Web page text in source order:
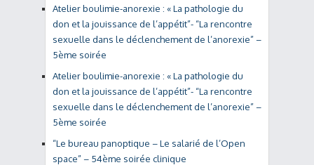
Atelier boulimie-anorexie : « La pathologie du
don et la jouissance de l’appétit”- “La rencontre
sexuelle dans le déclenchement de l’anorexie” –
5ème soirée
Atelier boulimie-anorexie : « La pathologie du
don et la jouissance de l’appétit”- “La rencontre
sexuelle dans le déclenchement de l’anorexie” –
5ème soirée
“Le bureau panoptique – Le salarié de l’Open
space” – 54ème soirée clinique